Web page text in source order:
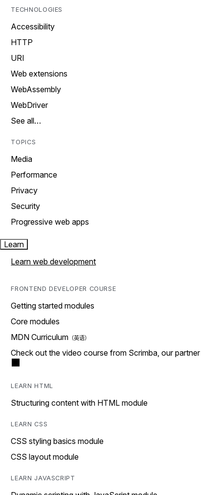
TECHNOLOGIES
Accessibility
HTTP
URI
Web extensions
WebAssembly
WebDriver
See all…
TOPICS
Media
Performance
Privacy
Security
Progressive web apps
Learn
Learn web development
FRONTEND DEVELOPER COURSE
Getting started modules
Core modules
MDN Curriculum
Check out the video course from Scrimba, our partner
LEARN HTML
Structuring content with HTML module
LEARN CSS
CSS styling basics module
CSS layout module
LEARN JAVASCRIPT